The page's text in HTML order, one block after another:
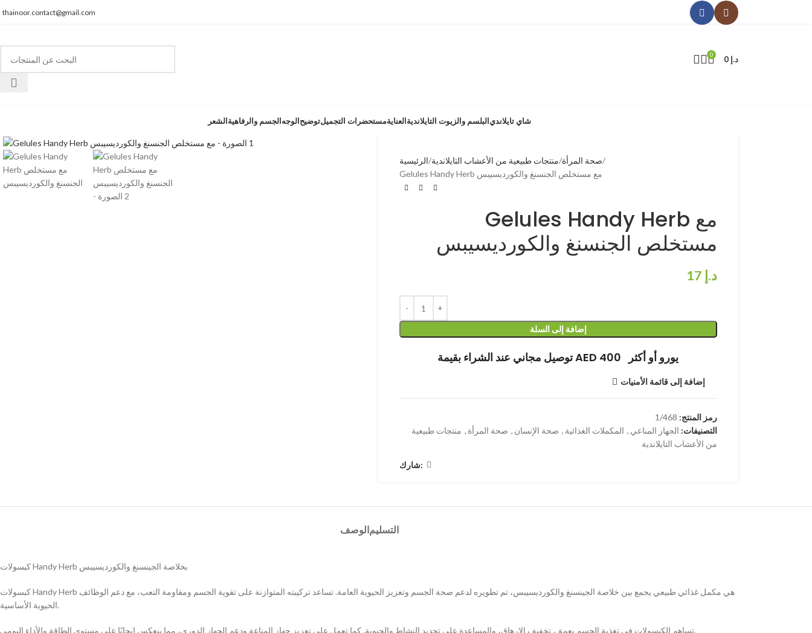
thainoor.contact@gmail.com
0 د.إ
الشعرالجسم والرفاهيةالوجهتوضيحمستحضرات التجميلالعنايةالبلسم والزيوت التايلانديةشاي تايلاندي
الرئيسية منتجات طبيعية من الأعشاب التايلاندية صحة المرأة
Gelules Handy Herb مع مستخلص الجنسنغ والكورديسيبس
Gelules Handy Herb مع
مستخلص الجنسنغ والكورديسيبس
د.إ
إضافة إلى السلة
توصيل مجاني عند الشراء بقيمة AED 400 يورو أو أكثر
إضافة إلى قائمة الأمنيات
رمز المنتج: 1/468
التصنيفات: الجهاز المناعي , المكملات الغذائية , صحة الإنسان , صحة المرأة , منتجات طبيعية
من الأعشاب التايلاندية
شارك:
الوصفالتسليم
كبسولات Handy Herb بخلاصة الجينسنغ والكورديسيبس
كبسولات Handy Herb هي مكمل غذائي طبيعي يجمع بين خلاصة الجينسنغ والكورديسيبس، تم تطويره لدعم صحة الجسم وتعزيز الحيوية العامة. تساعد تركيبته المتوازنة على تقوية الجسم ومقاومة التعب، مع دعم الوظائف
الحيوية الأساسية.
تساهم الكبسولات في تغذية الجسم بعمق، تخفيف الإرهاق، والمساعدة على تجديد النشاط والحيوية. كما تعمل على تعزيز جهاز المناعة ودعم الجهاز الدوري، مما ينعكس إيجابًا على مستوى الطاقة والأداء اليومي.